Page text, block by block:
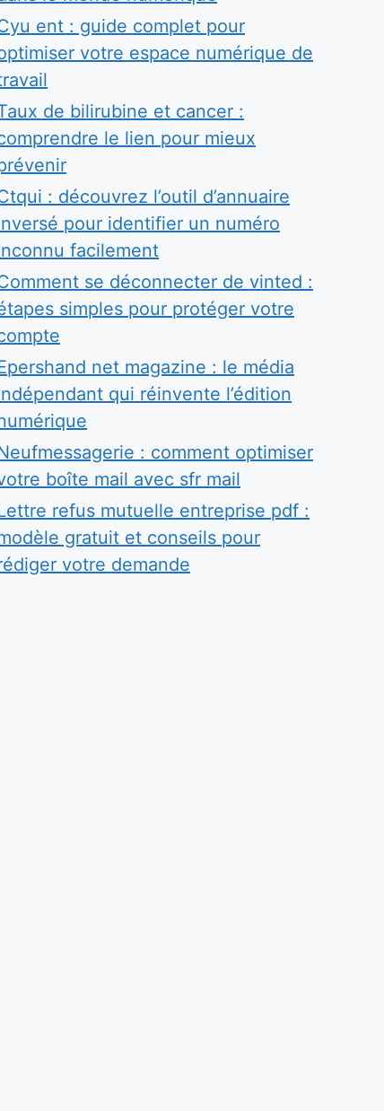
ent : guide complet pour
votre espace numérique de
de bilirubine et cancer :
le lien pour mieux
: découvrez l’outil d’annuaire
pour identifier un numéro
facilement
se déconnecter de vinted :
simples pour protéger votre
net magazine : le média
qui réinvente l’édition
: comment optimiser
boîte mail avec sfr mail
refus mutuelle entreprise pdf :
gratuit et conseils pour
votre demande